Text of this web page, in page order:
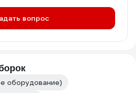
вопрос
оборудование)